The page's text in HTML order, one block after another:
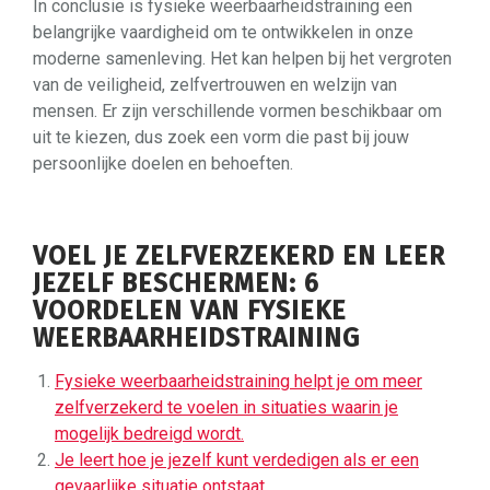
In conclusie is fysieke weerbaarheidstraining een
belangrijke vaardigheid om te ontwikkelen in onze
moderne samenleving. Het kan helpen bij het vergroten
van de veiligheid, zelfvertrouwen en welzijn van
mensen. Er zijn verschillende vormen beschikbaar om
uit te kiezen, dus zoek een vorm die past bij jouw
persoonlijke doelen en behoeften.
VOEL JE ZELFVERZEKERD EN LEER
JEZELF BESCHERMEN: 6
VOORDELEN VAN FYSIEKE
WEERBAARHEIDSTRAINING
Fysieke weerbaarheidstraining helpt je om meer
zelfverzekerd te voelen in situaties waarin je
mogelijk bedreigd wordt.
Je leert hoe je jezelf kunt verdedigen als er een